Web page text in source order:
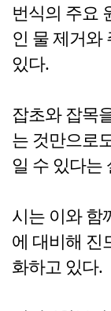
번식의 주요
인 물 제거와
있다.
잡초와 잡목
는 것만으로
일 수 있다는
시는 이와 함
에 대비해 진
화하고 있다.